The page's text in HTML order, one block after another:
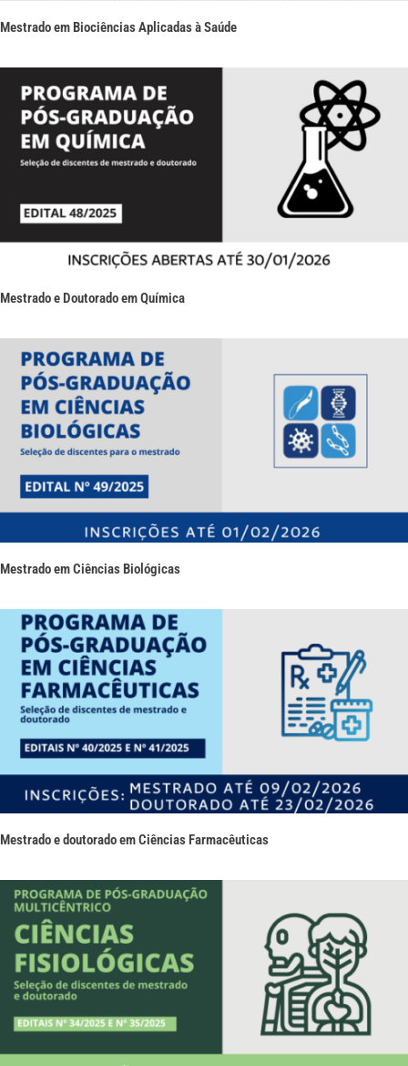
Mestrado em Biociências Aplicadas à Saúde
Mestrado e Doutorado em Química
Mestrado em Ciências Biológicas
Mestrado e doutorado em Ciências Farmacêuticas